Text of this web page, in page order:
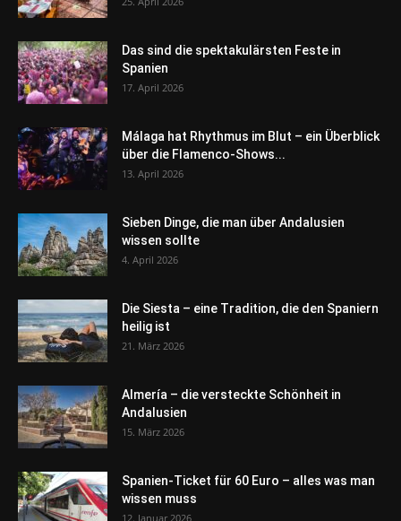
Das sind die spektakulärsten Feste in
Spanien
17. April 2026
Málaga hat Rhythmus im Blut – ein Überblick
über die Flamenco-Shows...
13. April 2026
Sieben Dinge, die man über Andalusien
wissen sollte
4. April 2026
Die Siesta – eine Tradition, die den Spaniern
heilig ist
21. März 2026
Almería – die versteckte Schönheit in
Andalusien
15. März 2026
Spanien-Ticket für 60 Euro – alles was man
wissen muss
12. Januar 2026